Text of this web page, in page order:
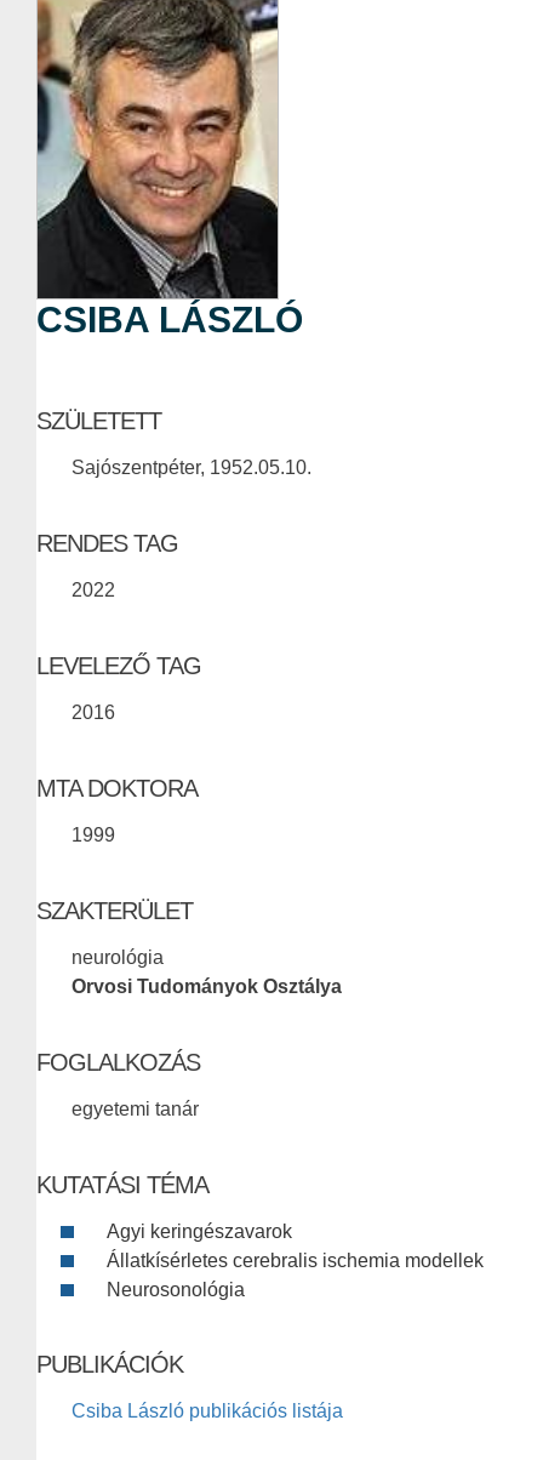
CSIBA LÁSZLÓ
SZÜLETETT
Sajószentpéter, 1952.05.10.
RENDES TAG
2022
LEVELEZŐ TAG
2016
MTA DOKTORA
1999
SZAKTERÜLET
neurológia
Orvosi Tudományok Osztálya
FOGLALKOZÁS
egyetemi tanár
KUTATÁSI TÉMA
Agyi keringészavarok
Állatkísérletes cerebralis ischemia modellek
Neurosonológia
PUBLIKÁCIÓK
Csiba László publikációs listája